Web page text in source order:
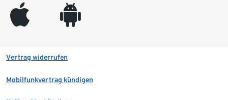
appleinc android
Vertrag widerrufen
Mobilfunkvertrag kündigen